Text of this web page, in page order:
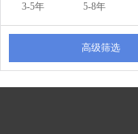
3-5年 5-8年
高级筛选